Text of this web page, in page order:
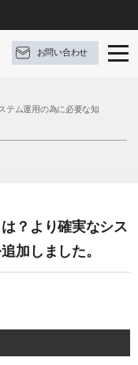
お問い合わせ
テム運用の為に必要な知
？より確実なシス
加しました。